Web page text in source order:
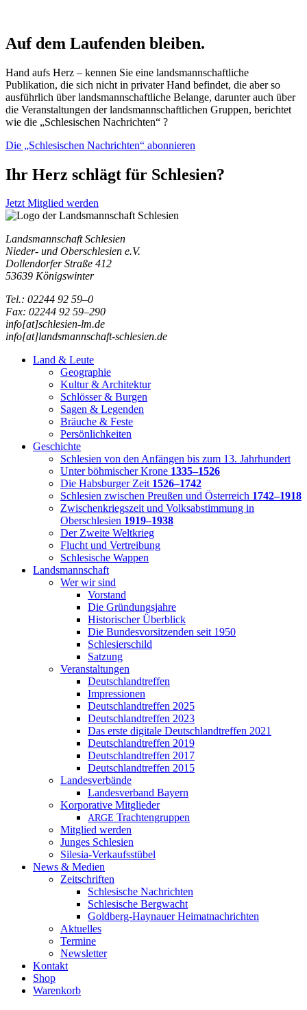
Auf dem Laufenden bleiben.
Hand aufs Herz – kennen Sie eine landsmannschaftliche
Publikation, die sich nicht in privater Hand befindet, die aber so
ausführlich über landsmannschaftliche Belange, darunter auch über
die Veranstaltungen der landsmannschaftlichen Gruppen, berichtet
wie die „Schlesischen Nachrichten“ ?
Die „Schlesischen Nachrichten“ abonnieren
Ihr Herz schlägt für Schlesien?
Jetzt Mitglied werden
Landsmannschaft Schlesien
Nieder- und Oberschlesien e.V.
Dollendorfer Straße 412
53639 Königswinter
Tel.: 02244 92 59–0
Fax: 02244 92 59–290
info[at]schlesien-lm.de
info[at]landsmannschaft-schlesien.de
Land & Leute
Geographie
Kultur & Architektur
Schlösser & Burgen
Sagen & Legenden
Bräuche & Feste
Persönlichkeiten
Geschichte
Schlesien von den Anfängen bis zum 13. Jahrhundert
Unter böhmischer Krone 1335–1526
Die Habsburger Zeit 1526–1742
Schlesien zwischen Preußen und Österreich 1742–1918
Zwischenkriegszeit und Volksabstimmung in
Oberschlesien 1919–1938
Der Zweite Weltkrieg
Flucht und Vertreibung
Schlesische Wappen
Landsmannschaft
Wer wir sind
Vorstand
Die Gründungsjahre
Historischer Überblick
Die Bundesvorsitzenden seit 1950
Schlesierschild
Satzung
Veranstaltungen
Deutschlandtreffen
Impressionen
Deutschlandtreffen 2025
Deutschlandtreffen 2023
Das erste digitale Deutschlandtreffen 2021
Deutschlandtreffen 2019
Deutschlandtreffen 2017
Deutschlandtreffen 2015
Landesverbände
Landesverband Bayern
Korporative Mitglieder
ARGE Trachtengruppen
Mitglied werden
Junges Schlesien
Silesia-Verkaufsstübel
News & Medien
Zeitschriften
Schlesische Nachrichten
Schlesische Bergwacht
Goldberg-Haynauer Heimatnachrichten
Aktuelles
Termine
Newsletter
Kontakt
Shop
Warenkorb